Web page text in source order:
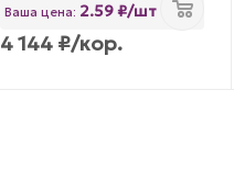
Ваша цена: 2.59 ₽/шт
4 144₽/кор.